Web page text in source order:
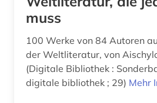
bonaparte (familie) (1)
brief (2)
muss
100 Werke von 84 Autoren
der Weltliteratur, von
(Digitale Bibliothek :
digitale bibliothek ; 29) Mehr